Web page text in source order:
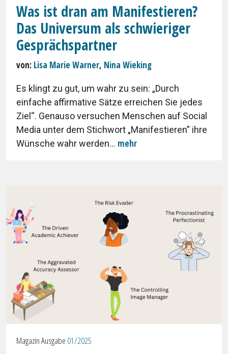
Was ist dran am Manifestieren?
Das Universum als schwieriger
Gesprächspartner
von: Lisa Marie Warner, Nina Wieking
Es klingt zu gut, um wahr zu sein: „Durch
einfache affirmative Sätze erreichen Sie jedes
Ziel“. Genauso versuchen Menschen auf Social
Media unter dem Stichwort „Manifestieren” ihre
Wünsche wahr werden... mehr
Magazin Ausgabe 01/2025